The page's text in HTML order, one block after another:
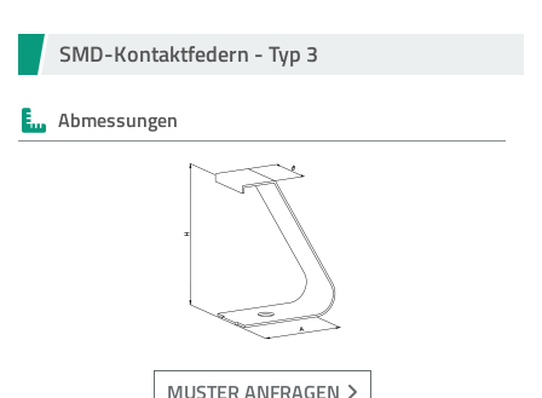
SMD-Kontaktfedern - Typ 3
Abmessungen